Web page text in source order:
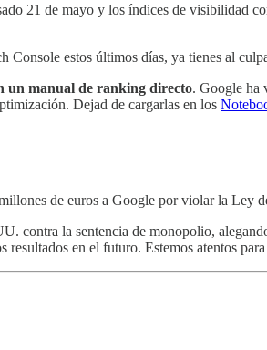
21 de mayo y los índices de visibilidad
Console estos últimos días, ya tienes al
un manual de ranking directo. Google ha
Dejad de cargarlas en los
de euros a Google por violar la Ley
contra la sentencia de monopolio,
en el futuro. Estemos atentos